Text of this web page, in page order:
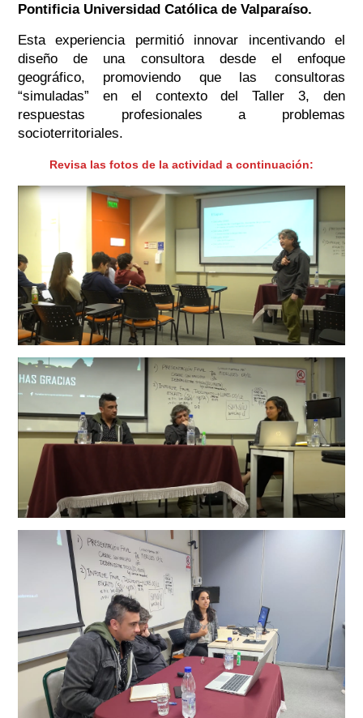
Pontificia Universidad Católica de Valparaíso.
Esta experiencia permitió innovar incentivando el
diseño de una consultora desde el enfoque
geográfico, promoviendo que las consultoras
“simuladas” en el contexto del Taller 3, den
respuestas profesionales a problemas
socioterritoriales.
Revisa las fotos de la actividad a continuación: